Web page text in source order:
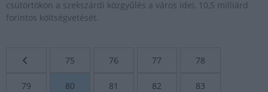
csütörtökön a szekszárdi közgyűlés a város idei, 10,5 milliárd
forintos költségvetését.
75 76 77 78
79 80 81 82 83